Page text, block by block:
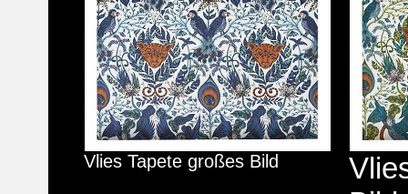
Vlies Tapete großes Bild